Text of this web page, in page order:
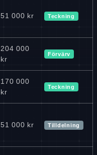
51 000 kr Teckning
204 000
kr
Förvärv
170 000
kr
Teckning
51 000 kr Tilldelning